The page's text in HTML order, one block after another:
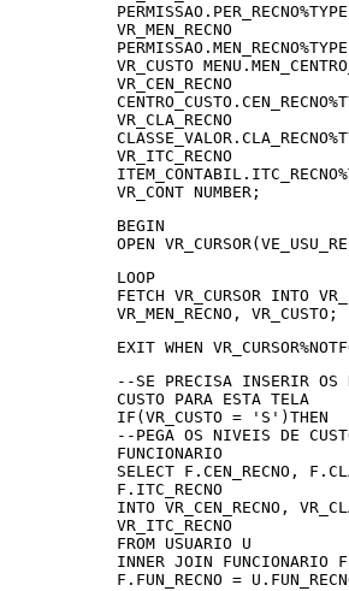
VR_MEN_RECNO
VR_CUSTO
VR_CEN_RECNO
VR_CLA_RECNO
VR_ITC_RECNO
VR_CONT NUMBER;
BEGIN
OPEN
LOOP
FETCH VR_CURSOR INTO
VR_MEN_RECNO, VR_CUSTO;
EXIT WHEN
--SE PRECISA INSERIR OS
CUSTO PARA ESTA TELA
IF(VR_CUSTO = 'S')THEN
--PEGA OS NIVEIS DE
FUNCIONARIO
SELECT F.CEN_RECNO,
F.ITC_RECNO
INTO VR_CEN_RECNO,
VR_ITC_RECNO
FROM USUARIO U
INNER JOIN FUNCIONARIO
F.FUN_RECNO =